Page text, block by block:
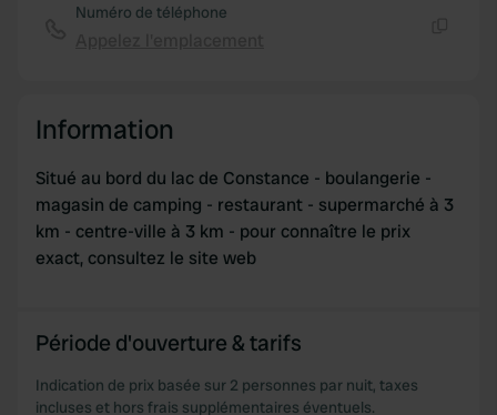
Numéro de téléphone
Information
Situé au bord du lac de Constance - boulangerie -
magasin de camping - restaurant - supermarché à 3
km - centre-ville à 3 km - pour connaître le prix
exact, consultez le site web
Période d'ouverture & tarifs
Indication de prix basée sur 2 personnes par nuit, taxes
incluses et hors frais supplémentaires éventuels.